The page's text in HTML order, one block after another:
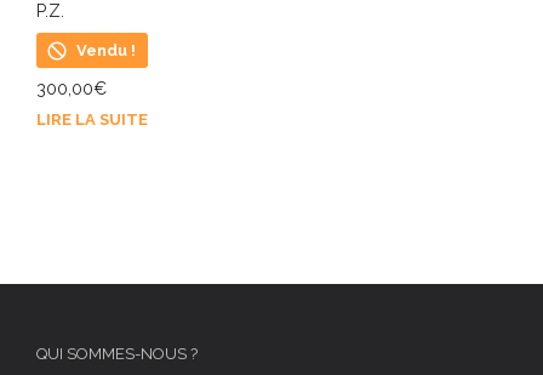
P.Z.
Vendu !
300,00€
LIRE LA SUITE
QUI SOMMES-NOUS ?